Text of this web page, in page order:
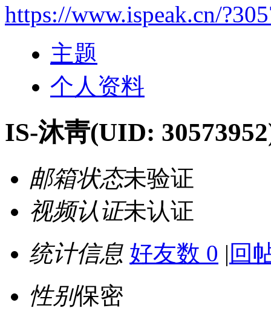
https://www.ispeak.cn/
主题
个人资料
IS-沐靑(UID:
邮箱状态未验证
视频认证未认证
统计信息 好友数 0 | 回
性别保密